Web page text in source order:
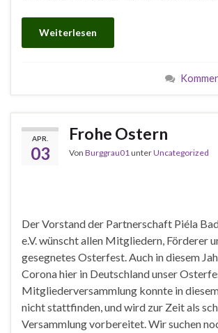
Weiterlesen
APR.
03
Frohe Ostern
Von Burggrau01unterUncategorized
Der Vorstand der Partnerschaft Piéla
e.V. wünscht allen Mitgliedern, Förderer
gesegnetes Osterfest. Auch in diesem
Corona hier in Deutschland unser
Mitgliederversammlung konnte in
nicht stattfinden, und wird zur Zeit als
Versammlung vorbereitet. Wir suchen